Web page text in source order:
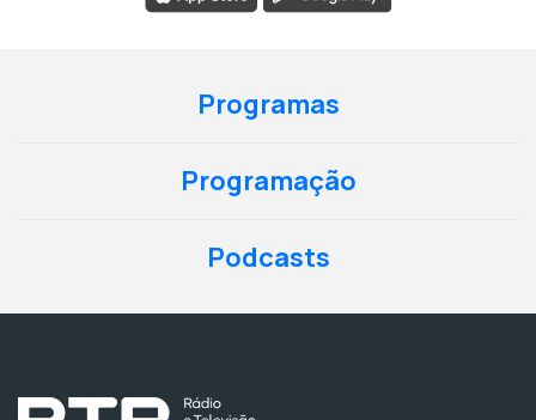
Programas
Programação
Podcasts